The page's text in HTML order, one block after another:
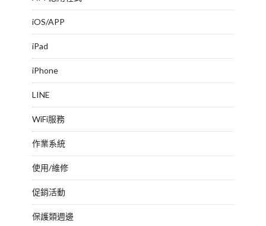
iOS/APP
iPad
iPhone
LINE
WiFi服務
作業系統
使用/維修
促銷活動
保護類週邊